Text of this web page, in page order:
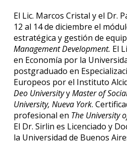
El Lic. Marcos Cristal y el Dr.
12 al 14 de diciembre el
estratégica y gestión de
Management Development. El
en Economía por la
postgraduado en
Europeos por el Instituto
Deo UniversityyMaster of
University, Nueva York.
profesional en The University
El Dr. Sirlin es Licenciado y
la Universidad de Buenos